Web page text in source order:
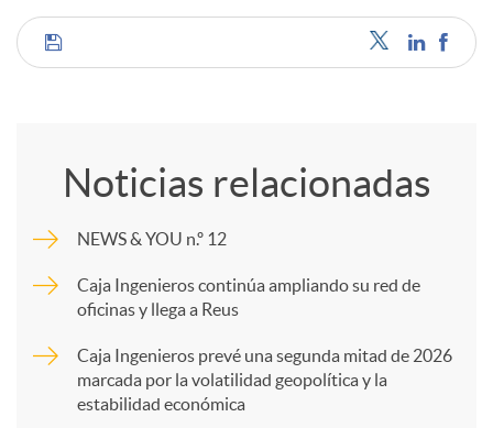
C
m
p
a
Noticias relacionadas
NEWS & YOU n.º 12
Caja Ingenieros continúa ampliando su red de
oficinas y llega a Reus
Caja Ingenieros prevé una segunda mitad de 2026
marcada por la volatilidad geopolítica y la
estabilidad económica